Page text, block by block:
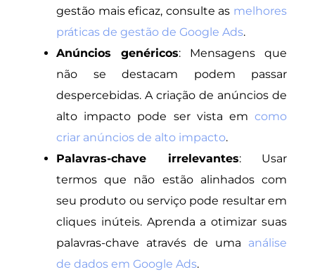
gestão mais eficaz, consulte as melhores
práticas de gestão de Google Ads.
Anúncios genéricos: Mensagens que
não se destacam podem passar
despercebidas. A criação de anúncios de
alto impacto pode ser vista em como
criar anúncios de alto impacto.
Palavras-chave irrelevantes: Usar
termos que não estão alinhados com
seu produto ou serviço pode resultar em
cliques inúteis. Aprenda a otimizar suas
palavras-chave através de uma análise
de dados em Google Ads.